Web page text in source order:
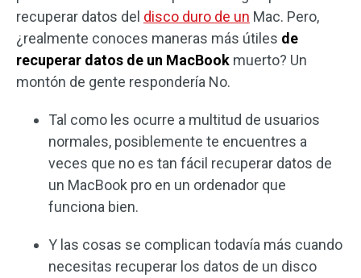
recuperar datos del disco duro de un Mac. Pero,
¿realmente conoces maneras más útiles de
recuperar datos de un MacBook muerto? Un
montón de gente respondería No.
Tal como les ocurre a multitud de usuarios
normales, posiblemente te encuentres a
veces que no es tan fácil recuperar datos de
un MacBook pro en un ordenador que
funciona bien.
Y las cosas se complican todavía más cuando
necesitas recuperar los datos de un disco